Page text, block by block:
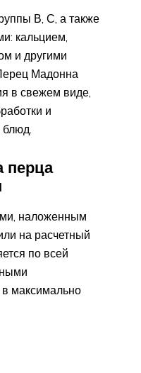
В, С, а также
кальцием,
и другими
Мадонна
в свежем виде,
и
перца
наложенным
на расчетный
по всей
максимально